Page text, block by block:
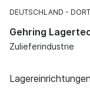
DEUTSCHLAND
Gehring
Zulieferindustrie